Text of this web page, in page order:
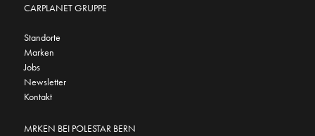
CARPLANET GRUPPE
Standorte
Marken
Jobs
Newsletter
Kontakt
MRKEN BEI POLESTAR BERN